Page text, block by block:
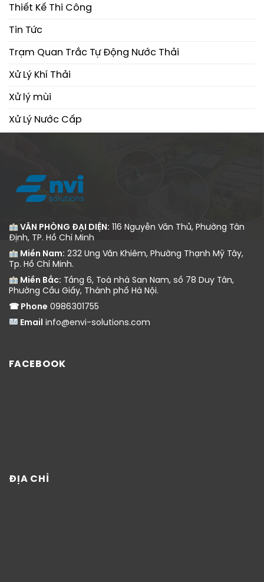
Thiết Kế Thi Công
Tin Tức
Trạm Quan Trắc Tự Động Nước Thải
Xử Lý Khí Thải
Xử lý mùi
Xử Lý Nước Cấp
VĂN PHÒNG ĐẠI DIỆN: 116 Nguyễn Văn Thủ, Phường Tân
Định, TP. Hồ Chí Minh
Miền Nam: 232 Ung Văn Khiêm, Phường Thạnh Mỹ Tây,
Tp. Hồ Chí Minh.
Miền Bắc: Tầng 6, Toà nhà San Nam, số 78 Duy Tân,
Phường Cầu Giấy, Thành phố Hà Nội.
☎ Phone 0986301755
Email info@envi-solutions.com
FACEBOOK
ĐỊA CHỈ